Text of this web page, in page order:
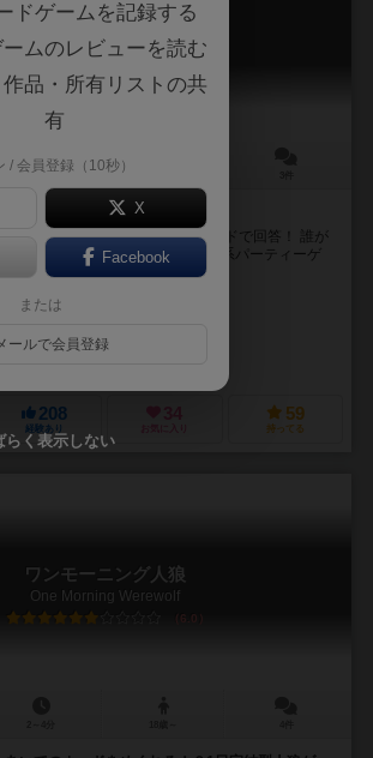
マイマジョ
Mai Majo
5～10分
いコミュニケーションゲーム！
ば？？ お題に対してホワイトボードで回答！ 誰が
数派）かを当てる新感覚正体隠匿系パーティーゲ
は多数派になるよう...
208
経験あり お気に入り
59
持ってる
ワンモーニング人狼
One Morning Werewolf
6.0
ドゲームを記録する
ムのレビューを読む
品・所有リストの共
有
/ 会員登録（10秒）
X
Facebook
または
ールで会員登録
らく表示しない